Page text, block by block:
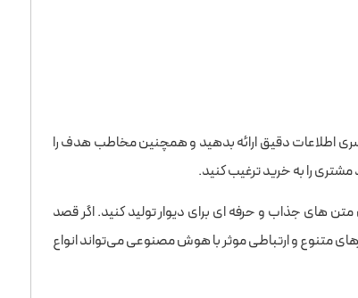
اطلاعات دقیق ارائه بدهید و همچنین مخاطب هدف را
را به خرید ترغیب کنید.
های جذاب و حرفه ای برای دیوار تولید کنید. اگر قصد
متنوع و ارتباطی موثر با هوش مصنوعی می‌تواند انواع